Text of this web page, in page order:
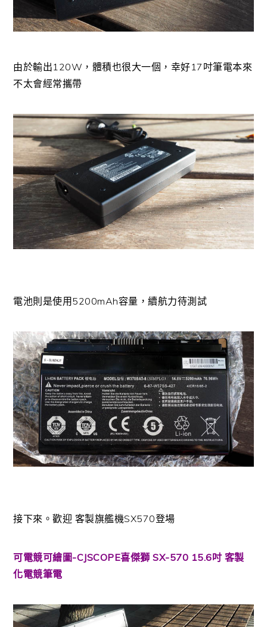
由於輸出120W，體積也很大一個，幸好17吋筆電本來
不太會經常攜帶
電池則是使用5200mAh容量，續航力待測試
接下來。歡迎 客製旗艦機SX570登場
可電競可繪圖-CJSCOPE喜傑獅 SX-570 15.6吋 客製
化電競筆電